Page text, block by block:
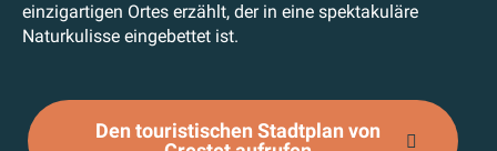
einzigartigen Ortes erzählt, der in eine spektakuläre
Naturkulisse eingebettet ist.
Den touristischen Stadtplan von